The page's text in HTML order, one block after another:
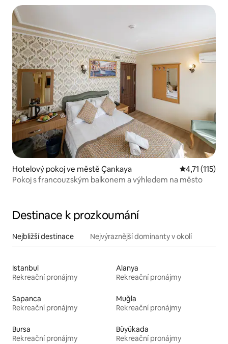
Hotelový pokoj ve městě Çankaya Průměrné
4,71 (115)
Pokoj s francouzským balkonem a výhledem na město
Destinace k prozkoumání
Nejbližší destinace Nejvýraznější dominanty v okolí
Istanbul
Rekreační pronájmy
Alanya
Rekreační pronájmy
Sapanca
Rekreační pronájmy
Muğla
Rekreační pronájmy
Bursa
Rekreační pronájmy
Büyükada
Rekreační pronájmy